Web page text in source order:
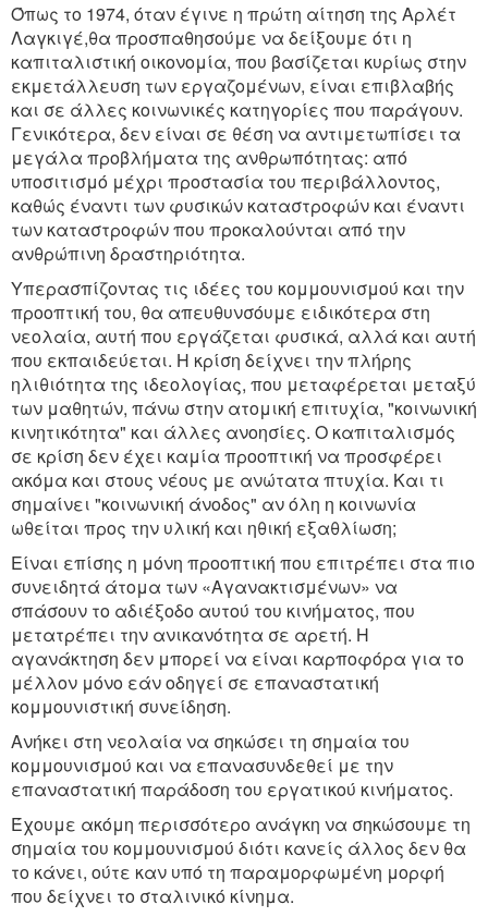
Όπως το 1974, όταν έγινε η πρώτη αίτηση της Αρλέτ
Λαγκιγέ,θα προσπαθησούμε να δείξουμε ότι η
καπιταλιστική οικονομία, που βασίζεται κυρίως στην
εκμετάλλευση των εργαζομένων, είναι επιβλαβής
και σε άλλες κοινωνικές κατηγορίες που παράγουν.
Γενικότερα, δεν είναι σε θέση να αντιμετωπίσει τα
μεγάλα προβλήματα της ανθρωπότητας: από
υποσιτισμό μέχρι προστασία του περιβάλλοντος,
καθώς έναντι των φυσικών καταστροφών και έναντι
των καταστροφών που προκαλούνται από την
ανθρώπινη δραστηριότητα.
Υπερασπίζοντας τις ιδέες του κομμουνισμού και την
προοπτική του, θα απευθυνσόυμε ειδικότερα στη
νεολαία, αυτή που εργάζεται φυσικά, αλλά και αυτή
που εκπαιδεύεται. Η κρίση δείχνει την πλήρης
ηλιθιότητα της ιδεολογίας, που μεταφέρεται μεταξύ
των μαθητών, πάνω στην ατομική επιτυχία, "κοινωνική
κινητικότητα" και άλλες ανοησίες. Ο καπιταλισμός
σε κρίση δεν έχει καμία προοπτική να προσφέρει
ακόμα και στους νέους με ανώτατα πτυχία. Και τι
σημαίνει "κοινωνική άνοδος" αν όλη η κοινωνία
ωθείται προς την υλική και ηθική εξαθλίωση;
Είναι επίσης η μόνη προοπτική που επιτρέπει στα πιο
συνειδητά άτομα των «Αγανακτισμένων» να
σπάσουν το αδιέξοδο αυτού του κινήματος, που
μετατρέπει την ανικανότητα σε αρετή. Η
αγανάκτηση δεν μπορεί να είναι καρποφόρα για το
μέλλον μόνο εάν οδηγεί σε επαναστατική
κομμουνιστική συνείδηση.
Ανήκει στη νεολαία να σηκώσει τη σημαία του
κομμουνισμού και να επανασυνδεθεί με την
επαναστατική παράδοση του εργατικού κινήματος.
Έχουμε ακόμη περισσότερο ανάγκη να σηκώσουμε τη
σημαία του κομμουνισμού διότι κανείς άλλος δεν θα
το κάνει, ούτε καν υπό τη παραμορφωμένη μορφή
που δείχνει το σταλινικό κίνημα.